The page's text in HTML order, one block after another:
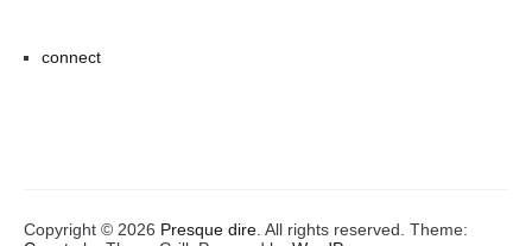
connect
Copyright © 2026 Presque dire . All rights reserved. Theme: